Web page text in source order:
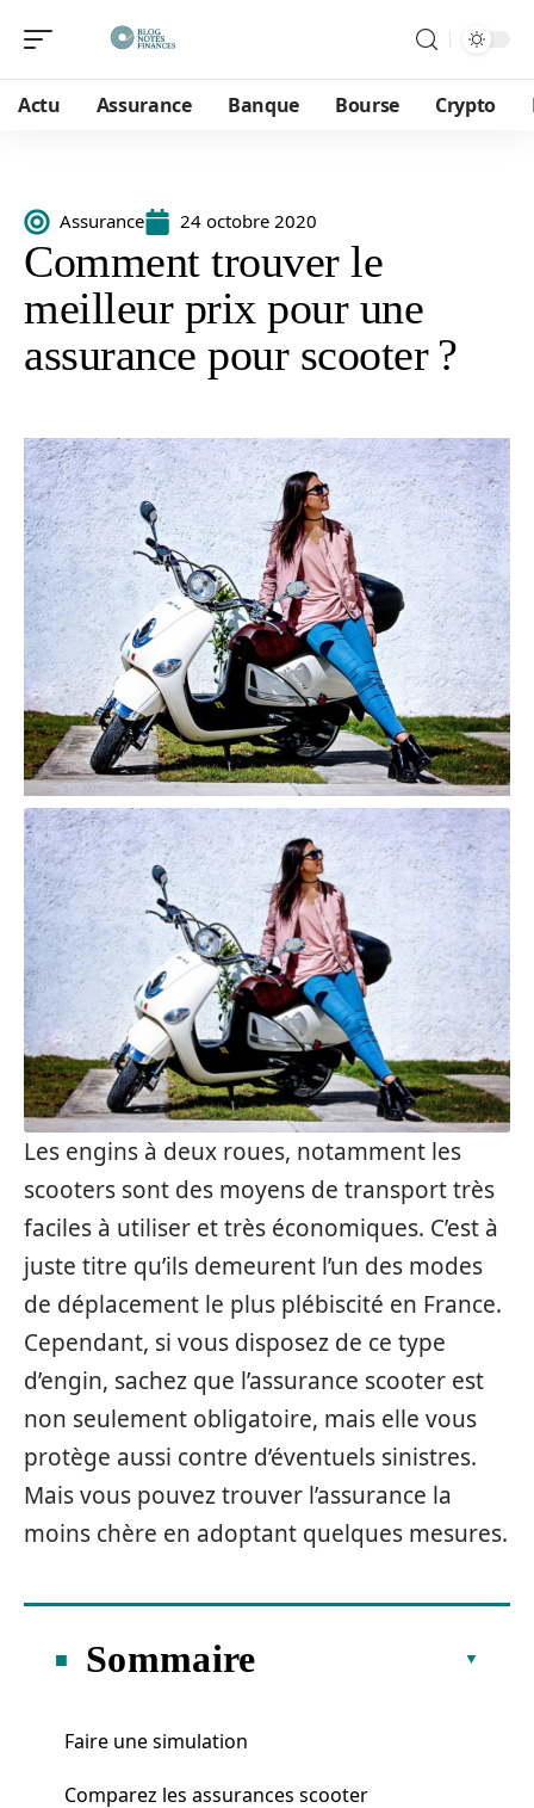
Actu Assurance Banque Bourse Crypto
Assurance 24 octobre 2020
Comment trouver le
meilleur prix pour une
assurance pour scooter ?
Les engins à deux roues, notamment les
scooters sont des moyens de transport très
faciles à utiliser et très économiques. C’est à
juste titre qu’ils demeurent l’un des modes
de déplacement le plus plébiscité en France.
Cependant, si vous disposez de ce type
d’engin, sachez que l’assurance scooter est
non seulement obligatoire, mais elle vous
protège aussi contre d’éventuels sinistres.
Mais vous pouvez trouver l’assurance la
moins chère en adoptant quelques mesures.
Sommaire
Faire une simulation
Comparez les assurances scooter